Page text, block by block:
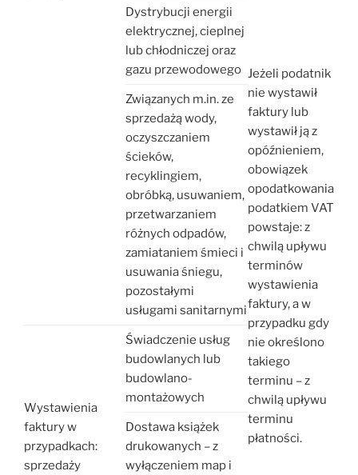
Jeżeli podatnik
nie wystawił
faktury lub
wystawił ją z
opóźnieniem,
obowiązek
opodatkowania
podatkiem VAT
powstaje: z
chwilą upływu
terminów
wystawienia
faktury, a w
przypadku gdy
nie określono
takiego
terminu – z
chwilą upływu
terminu
płatności.
Dystrybucji energii
elektrycznej, cieplnej
lub chłodniczej oraz
gazu przewodowego
Związanych m.in. ze
sprzedażą wody,
oczyszczaniem
ścieków,
recyklingiem,
obróbką, usuwaniem,
przetwarzaniem
różnych odpadów,
zamiataniem śmieci i
usuwania śniegu,
pozostałymi
usługami sanitarnymi
Wystawienia
faktury w
przypadkach:
sprzedaży
Świadczenie usług
budowlanych lub
budowlano-
montażowych
Dostawa książek
drukowanych – z
wyłączeniem map i